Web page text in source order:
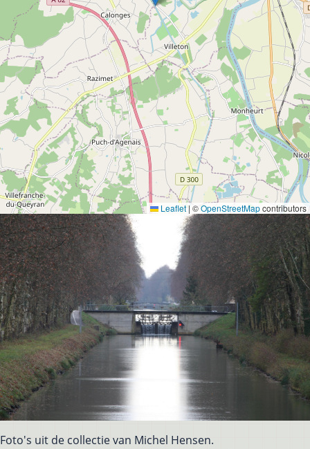
Leaflet | ©OpenStreetMapcontributors
Foto's uit de collectie van Michel Hensen.